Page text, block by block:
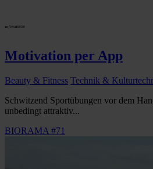
Motivation per App
Beauty & Fitness Technik &
Schwitzend Sportübungen vor dem
unbedingt attraktiv...
BIORAMA #71